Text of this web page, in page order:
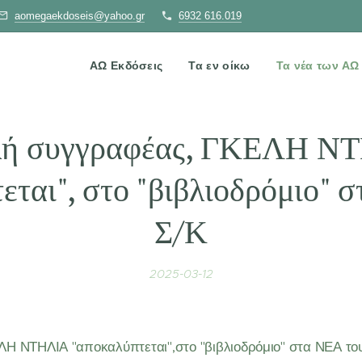
aomegaekdoseis@yahoo.gr 6932 616.019
ΑΩ Εκδόσεις Τα εν οίκω Τα νέα των
συγγραφέας, ΓΚΕΛΗ
στο "βιβλιοδρόμιο"
Σ/Κ
2025-03-12
ΝΤΗΛΙΑ "αποκαλύπτεται",στο "βιβλιοδρόμιο" στα ΝΕΑ